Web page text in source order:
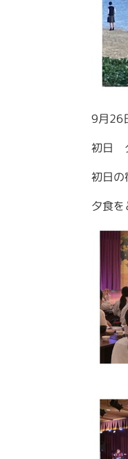
9月26
初日
初日の
夕食